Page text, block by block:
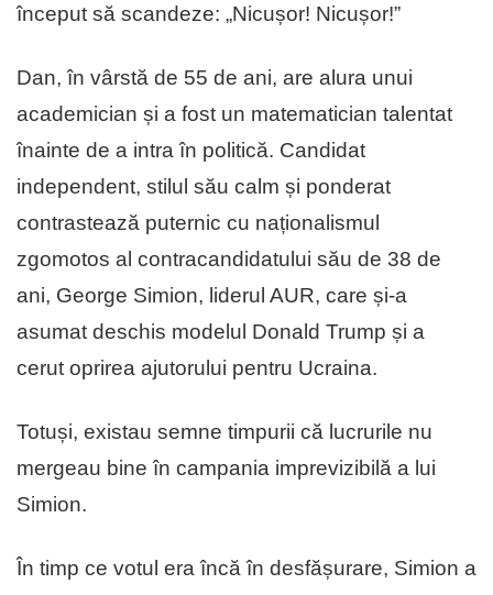
început să scandeze: „Nicușor! Nicușor!”
Dan, în vârstă de 55 de ani, are alura unui
academician și a fost un matematician talentat
înainte de a intra în politică. Candidat
independent, stilul său calm și ponderat
contrastează puternic cu naționalismul
zgomotos al contracandidatului său de 38 de
ani, George Simion, liderul AUR, care și-a
asumat deschis modelul Donald Trump și a
cerut oprirea ajutorului pentru Ucraina.
Totuși, existau semne timpurii că lucrurile nu
mergeau bine în campania imprevizibilă a lui
Simion.
În timp ce votul era încă în desfășurare, Simion a